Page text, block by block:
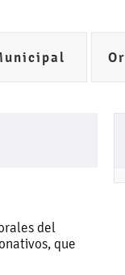
del
que